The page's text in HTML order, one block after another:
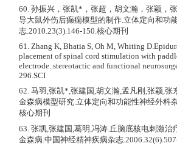
60. 孙振兴，张凯*，张超，胡文瀚，张颖，
导大鼠外伤后癫痫模型的制作.立体定向和功
志.2010.23(3).146-150.核心期刊
61. Zhang K, Bhatia S, Oh M, Whiting
placement of spinal cord stimulation with
electrode..stereotactic and functional
296.SCI
62. 马羽,张凯*,张建国,胡文瀚,孟凡刚,张颖,张
金森病模型研究.立体定向和功能性神经外科
核心期刊
63. 张凯,张建国,葛明,冯涛.丘脑底核电刺激治
金森病.中国神经精神疾病杂志